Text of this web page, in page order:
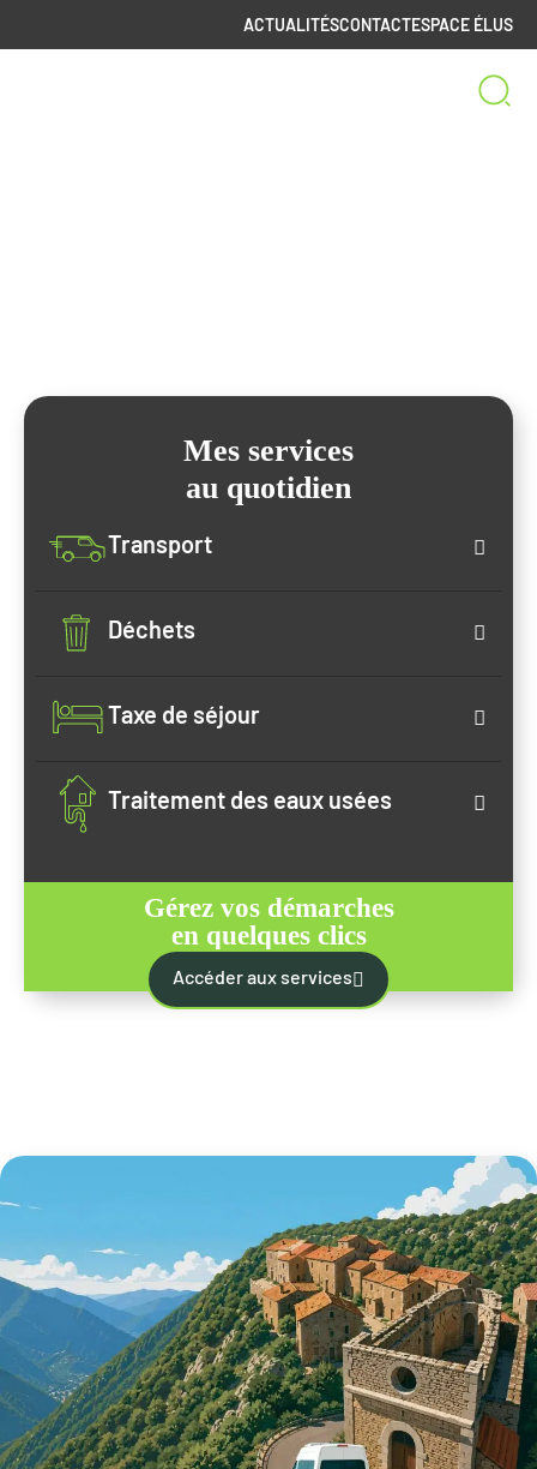
ACTUALITÉSCONTACTESPACE ÉLUS
Mes services
au quotidien
Transport
Déchets
Taxe de séjour
Traitement des eaux usées
Gérez vos démarches
en quelques clics
Accéder aux services